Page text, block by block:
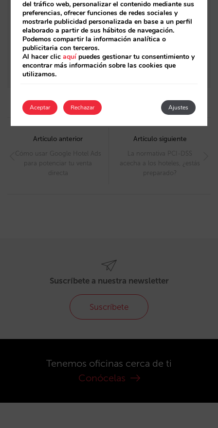
también en conversación
Mirai inaugura su Infraestructura IA con un
motor de reservas conversacional nativo
Mirai lanza Sarai, la nueva generación de
agentes de IA para hoteles
Post
navigation
Artículo anterior
Cómo usar Google Hotel Ads
para potenciar tu venta
directa
Artículo siguiente
La normativa PCI-DSS
acecha a los hoteles, ¿estás
preparado?
Suscríbete a nuestra newsletter
Suscríbete
Tenemos oficinas cerca de ti
Conócelas
del tráfico web, personalizar el contenido mediante sus
preferencias, ofrecer funciones de redes sociales y
mostrarle publicidad personalizada en base a un perfil
elaborado a partir de sus hábitos de navegación.
Podemos compartir la información analítica o
publicitaria con terceros.
Al hacer clicaquípuedes gestionar tu consentimiento y
encontrar más información sobre las cookies que
utilizamos.
Aceptar Ajustes
Rechazar